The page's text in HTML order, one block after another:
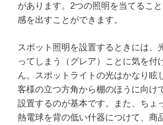
があります。2つの照明を当てるこ
感を出すことができます。
スポット照明を設置するときには、
ってしまう（グレア）ことに気を付
ん。スポットライトの光はかなり眩
客様の立つ方角から棚のほうに向け
設置するのが基本です。また、ちょ
熱電球を背の低い什器につけて、商